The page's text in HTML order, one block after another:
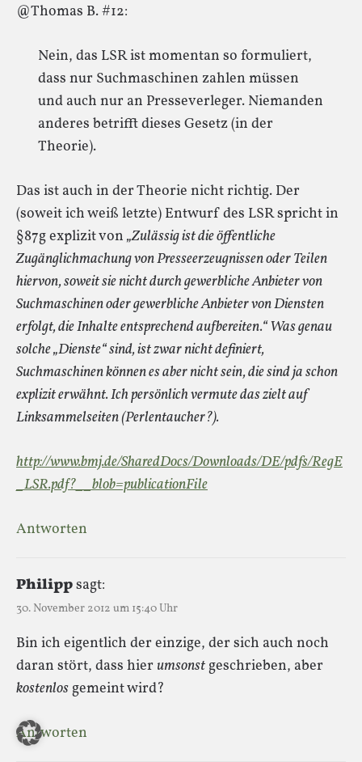
@Thomas B. #12:
Nein, das LSR ist momentan so formuliert,
dass nur Suchmaschinen zahlen müssen
und auch nur an Presseverleger. Niemanden
anderes betrifft dieses Gesetz (in der
Theorie).
Das ist auch in der Theorie nicht richtig. Der
(soweit ich weiß letzte) Entwurf des LSR spricht in
§87g explizit von „Zulässig ist die öffentliche
Zugänglichmachung von Presseerzeugnissen oder Teilen
hiervon, soweit sie nicht durch gewerbliche Anbieter von
Suchmaschinen oder gewerbliche Anbieter von Diensten
erfolgt, die Inhalte entsprechend aufbereiten.“Was genau
solche „Dienste“ sind, ist zwar nicht definiert,
Suchmaschinen können es aber nicht sein, die sind ja schon
explizit erwähnt. Ich persönlich vermute das zielt auf
Linksammelseiten (Perlentaucher?).
http://www.bmj.de/SharedDocs/Downloads/DE/pdfs/RegE
_LSR.pdf?__blob=publicationFile
Antworten
Philippsagt:
30. November 2012 um 15:40 Uhr
Bin ich eigentlich der einzige, der sich auch noch
daran stört, dass hier umsonst geschrieben, aber
kostenlos gemeint wird?
Antworten